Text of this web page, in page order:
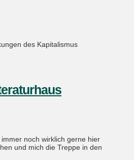
des Kapitalismus
noch wirklich gerne hier
und mich die Treppe in den